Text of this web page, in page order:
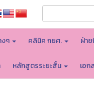
งๆ คลินิค กยศ. ฝ่า
หลักสูตรระยะสั้น เอก